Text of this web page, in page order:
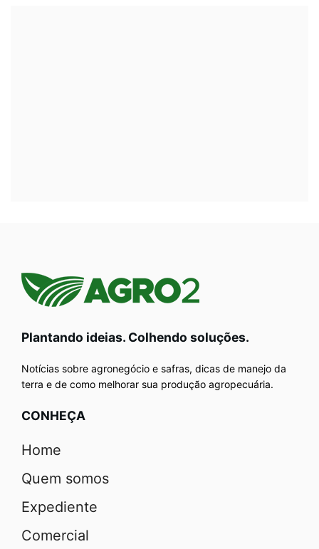
Plantando ideias. Colhendo soluções.
Notícias sobre agronegócio e safras, dicas de manejo da
terra e de como melhorar sua produção agropecuária.
CONHEÇA
Home
Quem somos
Expediente
Comercial